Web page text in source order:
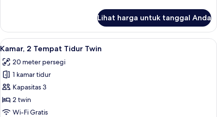
Kamar
Double
Lihat harga untuk tanggal Anda
Lihat
semua
foto
untuk
Kamar,
2
Tempat
Minibar, brankas, meja kerja, dan
5
Kamar, 2 Tempat Tidur Twin
20 meter persegi
1 kamar tidur
Kapasitas 3
2 twin
Wi-Fi Gratis